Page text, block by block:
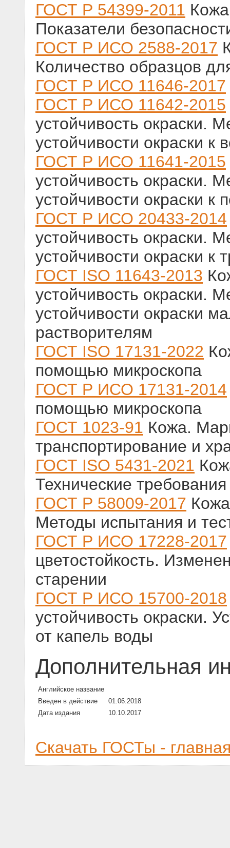
ГОСТ Р 54399-2011
Показатели
ГОСТ Р ИСО 2588-2017
Количество образцов
ГОСТ Р ИСО 11646-2017
ГОСТ Р ИСО 11642-2015
устойчивость окраски.
устойчивости окраски к
ГОСТ Р ИСО 11641-2015
устойчивость окраски.
устойчивости окраски к
ГОСТ Р ИСО 20433-2014
устойчивость окраски.
устойчивости окраски к
ГОСТ ISO 11643-2013
устойчивость окраски.
устойчивости окраски
растворителям
ГОСТ ISO 17131-2022
помощью микроскопа
ГОСТ Р ИСО 17131-2014
помощью микроскопа
ГОСТ 1023-91 Кожа.
транспортирование и
ГОСТ ISO 5431-2021
Технические требования
ГОСТ Р 58009-2017
Методы испытания и
ГОСТ Р ИСО 17228-2017
цветостойкость.
старении
ГОСТ Р ИСО 15700-2018
устойчивость окраски.
от капель воды
Дополнительная
Английское название
Введен в действие
01.06.2018
Дата издания
10.10.2017
Скачать ГОСТы -